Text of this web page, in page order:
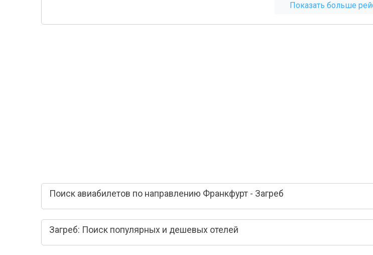
Показать больше
Поиск авиабилетов по направлению Франкфурт - Загреб
Загреб: Поиск популярных и дешевых отелей